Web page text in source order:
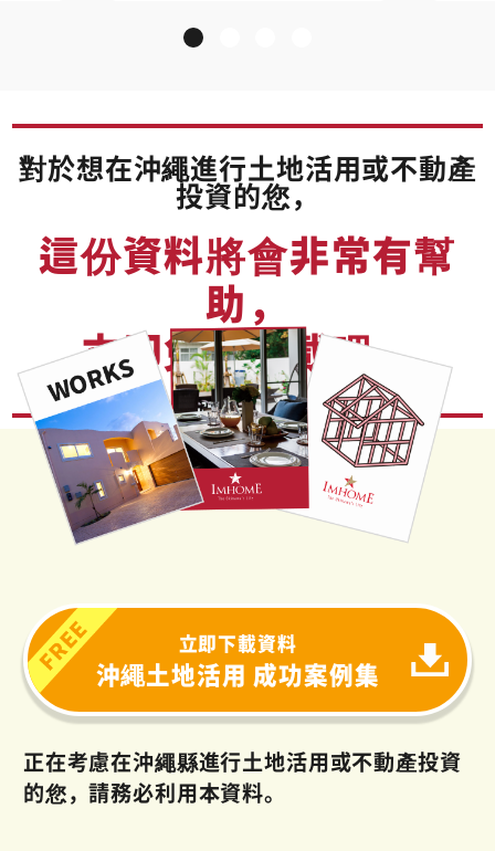
對於想在沖繩進行土地活用或不動產
投資的您，
這份資料將會非常有幫
助，
立即免費下載吧。
立即下載資料
沖繩土地活用 成功案例集
正在考慮在沖繩縣進行土地活用或不動產投資
的您，請務必利用本資料。